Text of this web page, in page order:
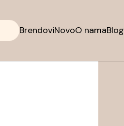
BrendoviNovoO namaBlog